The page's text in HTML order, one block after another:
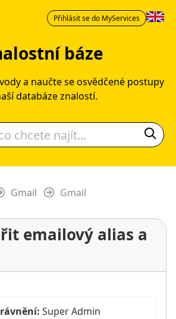
Přihlásit se do MyServices
báze
a naučte se osvědčené postupy
databáze znalostí.
Gmail Gmail
emailový alias a
Super Admin